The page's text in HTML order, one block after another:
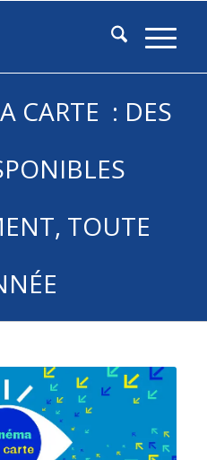
CARTE : DES
TOUTE